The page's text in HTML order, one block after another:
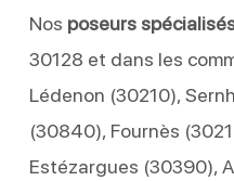
Nos poseurs
30128 et dans les
Lédenon (30210),
(30840), Fournès
Estézargues (30390),